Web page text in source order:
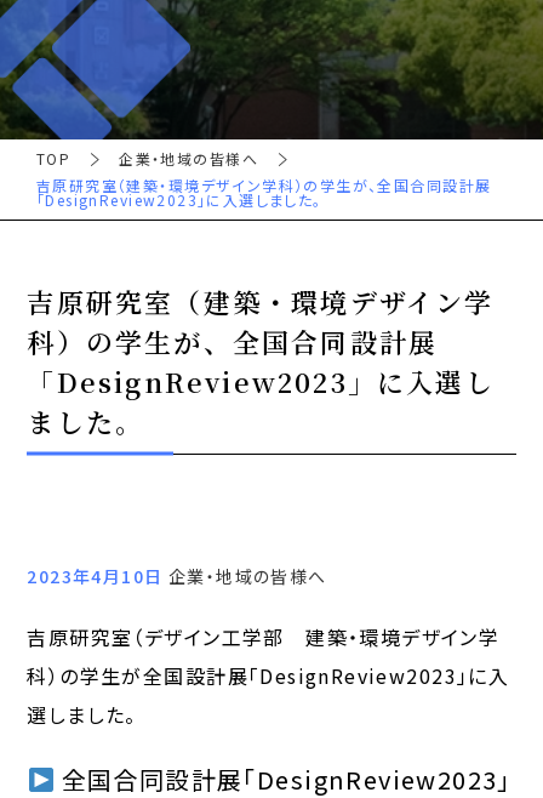
TOP
企業・地域の皆様へ
吉原研究室（建築・環境デザイン学科）の学生が、全国合同設計展
「DesignReview2023」に入選しました。
吉原研究室（建築・環境デザイン学
科）の学生が、全国合同設計展
「DesignReview2023」に入選し
ました。
2023年4月10日 企業・地域の皆様へ
吉原研究室（デザイン工学部 建築・環境デザイン学
科）の学生が全国設計展「DesignReview2023」に入
選しました。
全国合同設計展「DesignReview2023」